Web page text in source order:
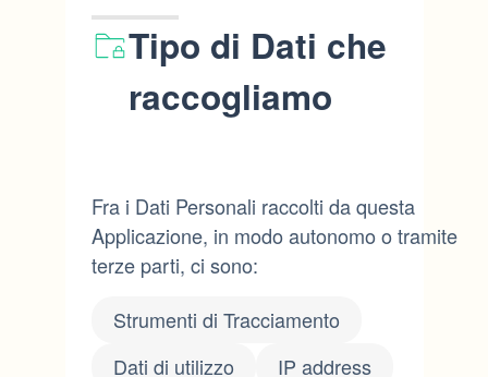
Tipo di Dati che
raccogliamo
Fra i Dati Personali raccolti da questa
Applicazione, in modo autonomo o tramite
terze parti, ci sono:
Strumenti di Tracciamento
Dati di utilizzo
IP address